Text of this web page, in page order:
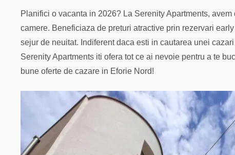
Planifici o vacanta in 2026? La Serenity Apartments,
camere. Beneficiaza de preturi atractive prin rezervari
sejur de neuitat. Indiferent daca esti in cautarea unei
Serenity Apartments iti ofera tot ce ai nevoie pentru a te
bune oferte de cazare in Eforie Nord!